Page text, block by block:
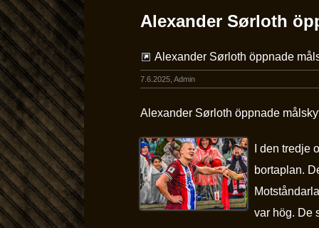
Alexander Sørloth
Alexander Sørloth öppnade
7.6.2025, Admin
Alexander Sørloth öppnade
I den tredje
bortaplan.
var hög. De